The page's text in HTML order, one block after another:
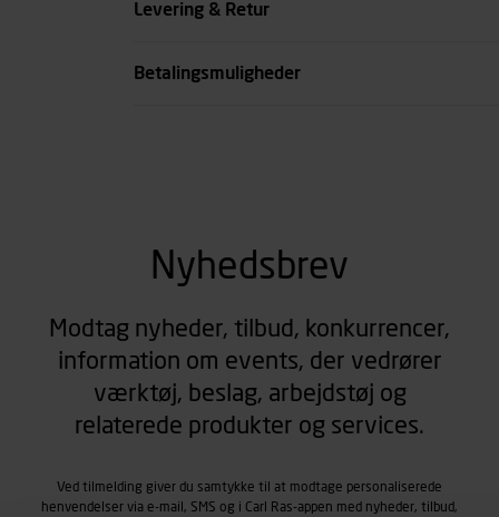
Levering & Retur
Betalingsmuligheder
Nyhedsbrev
Modtag nyheder, tilbud, konkurrencer,
information om events, der vedrører
værktøj, beslag, arbejdstøj og
relaterede produkter og services.
Ved tilmelding giver du samtykke til at modtage personaliserede
henvendelser via e-mail, SMS og i Carl Ras-appen med nyheder, tilbud,